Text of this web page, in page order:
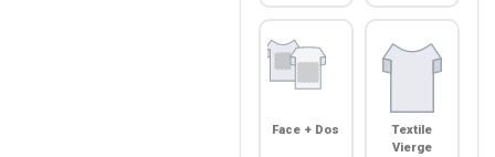
Face + Dos
Textile
Vierge